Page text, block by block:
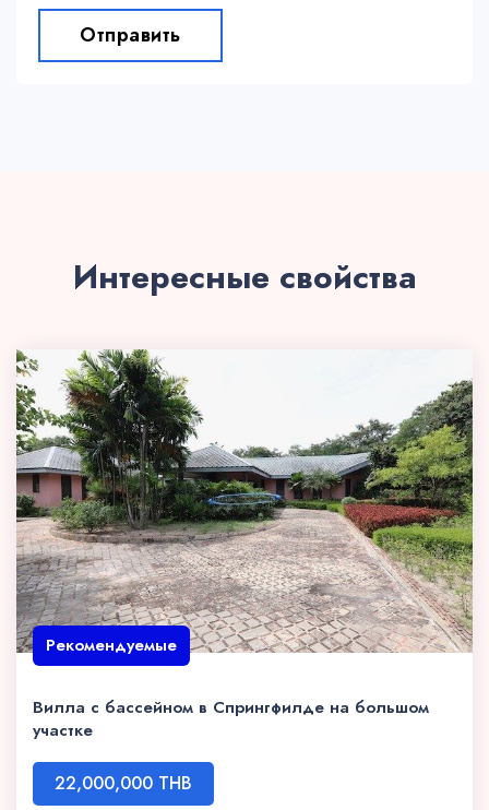
Отправить
Интересные свойства
Рекомендуемые
Вилла с бассейном в Спрингфилде на большом
участке
22,000,000 THB